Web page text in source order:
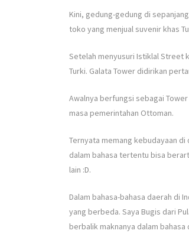
Kini, gedung-gedung di
toko yang menjual suvenir khas
Setelah menyusuri Istiklal Street
Turki. Galata Tower didirikan
Awalnya berfungsi sebagai
masa pemerintahan Ottoman.
Ternyata memang kebudayaan di
dalam bahasa tertentu bisa
lain :D.
Dalam bahasa-bahasa daerah di
yang berbeda. Saya Bugis dari
berbalik maknanya dalam